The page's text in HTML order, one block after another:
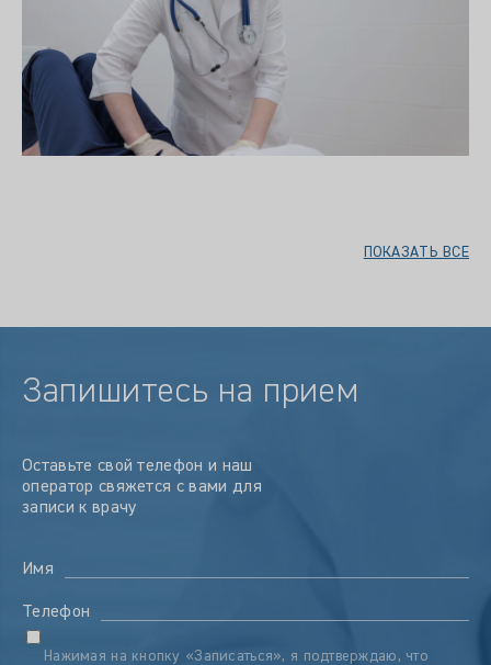
ПОКАЗАТЬ ВСЕ
Запишитесь на прием
Оставьте свой телефон и наш
оператор свяжется с вами для
записи к врачу
Имя
Телефон
Нажимая на кнопку «Записаться», я подтверждаю, что